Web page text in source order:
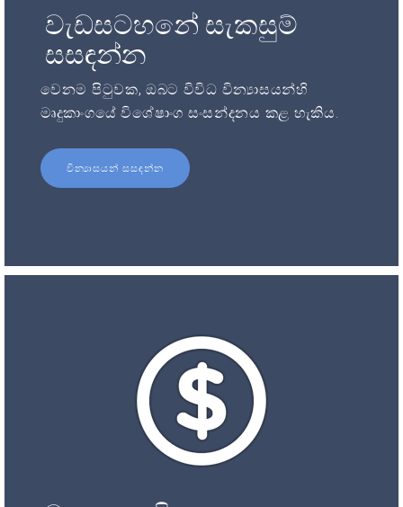
වැඩසටහනේ සැකසුම්
සසඳන්න
වෙනම පිටුවක, ඔබට විවිධ වින්‍යාසයන්හි
මෘදුකාංගයේ විශේෂාංග සංසන්දනය කළ හැකිය.
වින්‍යාසයන් සසඳන්න